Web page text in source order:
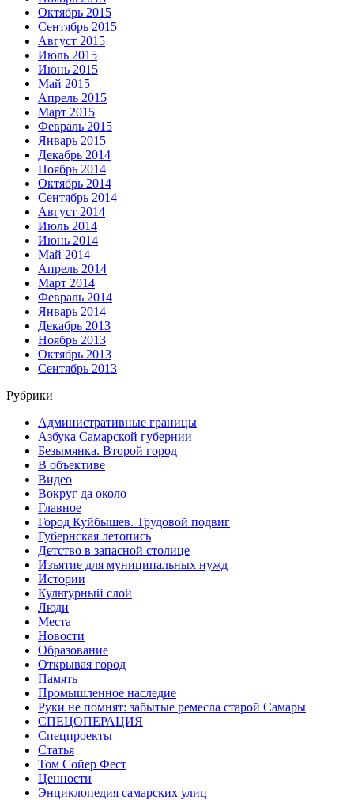
Октябрь 2015
Сентябрь 2015
Август 2015
Июль 2015
Июнь 2015
Май 2015
Апрель 2015
Март 2015
Февраль 2015
Январь 2015
Декабрь 2014
Ноябрь 2014
Октябрь 2014
Сентябрь 2014
Август 2014
Июль 2014
Июнь 2014
Май 2014
Апрель 2014
Март 2014
Февраль 2014
Январь 2014
Декабрь 2013
Ноябрь 2013
Октябрь 2013
Сентябрь 2013
Рубрики
Административные границы
Азбука Самарской губернии
Безымянка. Второй город
В объективе
Видео
Вокруг да около
Главное
Город Куйбышев. Трудовой подвиг
Губернская летопись
Детство в запасной столице
Изъятие для муниципальных нужд
Истории
Культурный слой
Люди
Места
Новости
Образование
Открывая город
Память
Промышленное наследие
Руки не помнят: забытые ремесла старой Самары
СПЕЦОПЕРАЦИЯ
Спецпроекты
Статья
Том Сойер Фест
Ценности
Энциклопедия самарских улиц